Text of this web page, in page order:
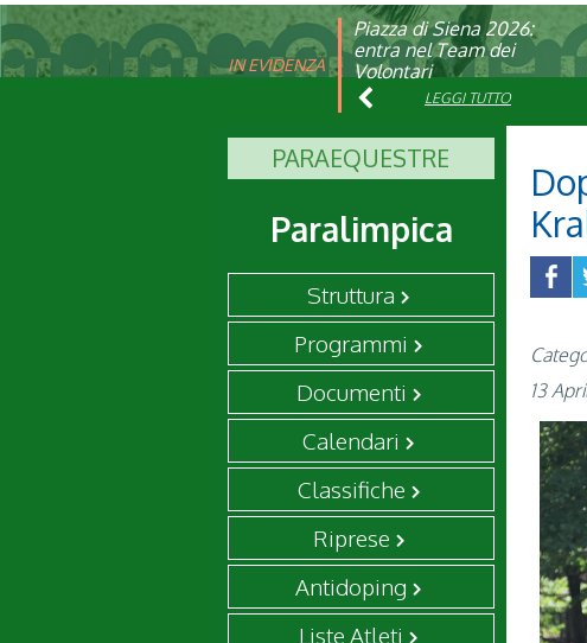
IN EVIDENZA
Piazza di Siena 2026:
entra nel Team dei
Volontari
LEGGI TUTTO
FISE: aperta la Campagna
affiliazione 2026
LEGGI TUTTO
PARAEQUESTRE
Paralimpica
Struttura
Programmi
Documenti
Calendari
Classifiche
Riprese
Antidoping
Liste Atleti
13